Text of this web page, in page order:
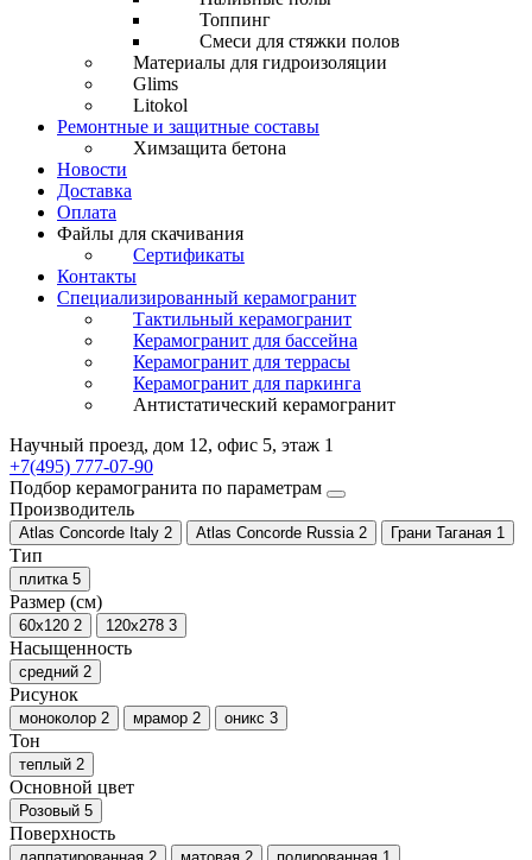
Топпинг
Смеси для стяжки полов
Материалы для гидроизоляции
Glims
Litokol
Ремонтные и защитные составы
Химзащита бетона
Новости
Доставка
Оплата
Файлы для скачивания
Сертификаты
Контакты
Специализированный керамогранит
Тактильный керамогранит
Керамогранит для бассейна
Керамогранит для террасы
Керамогранит для паркинга
Антистатический керамогранит
Научный проезд, дом 12, офис 5, этаж 1
+7(495) 777-07-90
Подбор керамогранита по параметрам
Производитель
Atlas Concorde Italy 2 Atlas Concorde Russia 2 Грани Таганая 1
Тип
плитка 5
Размер (см)
60x120 2 120x278 3
Насыщенность
средний 2
Рисунок
моноколор 2 мрамор 2 оникс 3
Тон
теплый 2
Основной цвет
Розовый 5
Поверхность